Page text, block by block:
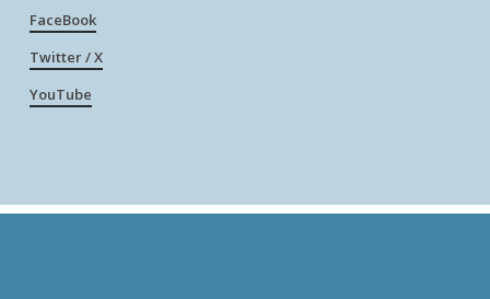
FaceBook
Twitter / X
YouTube